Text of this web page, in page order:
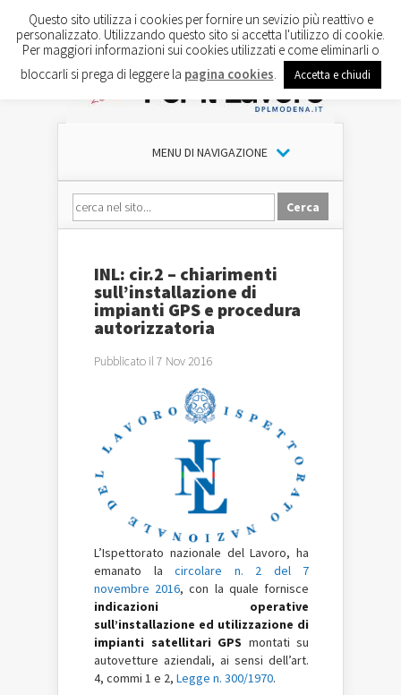
MENU DI NAVIGAZIONE
INL: cir.2 – chiarimenti
sull’installazione di
impianti GPS e procedura
autorizzatoria
Pubblicato il 7 Nov 2016
L’Ispettorato nazionale del Lavoro, ha
emanato la circolare n. 2 del 7
novembre 2016, con la quale fornisce
indicazioni operative
sull’installazione ed utilizzazione di
impianti satellitari GPS montati su
autovetture aziendali, ai sensi dell’art.
4, commi 1 e 2, Legge n. 300/1970.
Questo sito utilizza i cookies per fornire un sevizio più reattivo e
personalizzato. Utilizzando questo sito si accetta l'utilizzo di cookie.
Per maggiori informazioni sui cookies utilizzati e come eliminarli o
bloccarli si prega di leggere la pagina cookies Accetta e chiudi